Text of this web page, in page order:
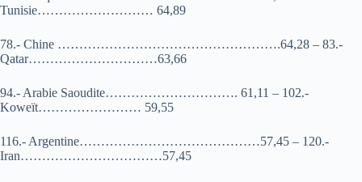
Tunisie……………………… 64,89
78.- Chine …………………………………………….64,28 – 83.-
Qatar…………………………63,66
94.- Arabie Saoudite…………………………. 61,11 – 102.-
Koweït…………………… 59,55
116.- Argentine……………………………………57,45 – 120.-
Iran……………………………57,45